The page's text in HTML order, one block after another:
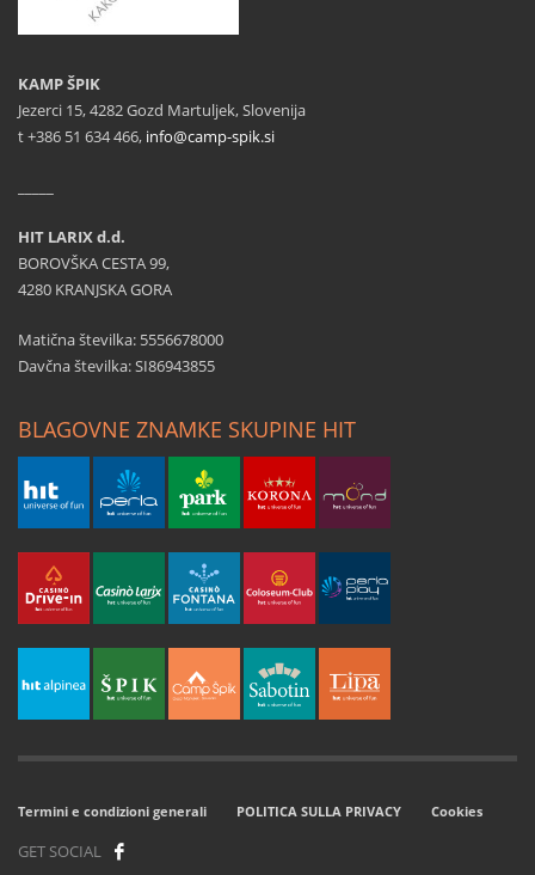
KAMP ŠPIK
Jezerci 15, 4282 Gozd Martuljek, Slovenija
t +386 51 634 466, info@camp-spik.si
HIT LARIX d.d.
BOROVŠKA CESTA 99,
4280 KRANJSKA GORA
Matična številka: 5556678000
Davčna številka: SI86943855
BLAGOVNE ZNAMKE SKUPINE HIT
Termini e condizioni generali POLITICA SULLA PRIVACY Cookies
GET SOCIAL